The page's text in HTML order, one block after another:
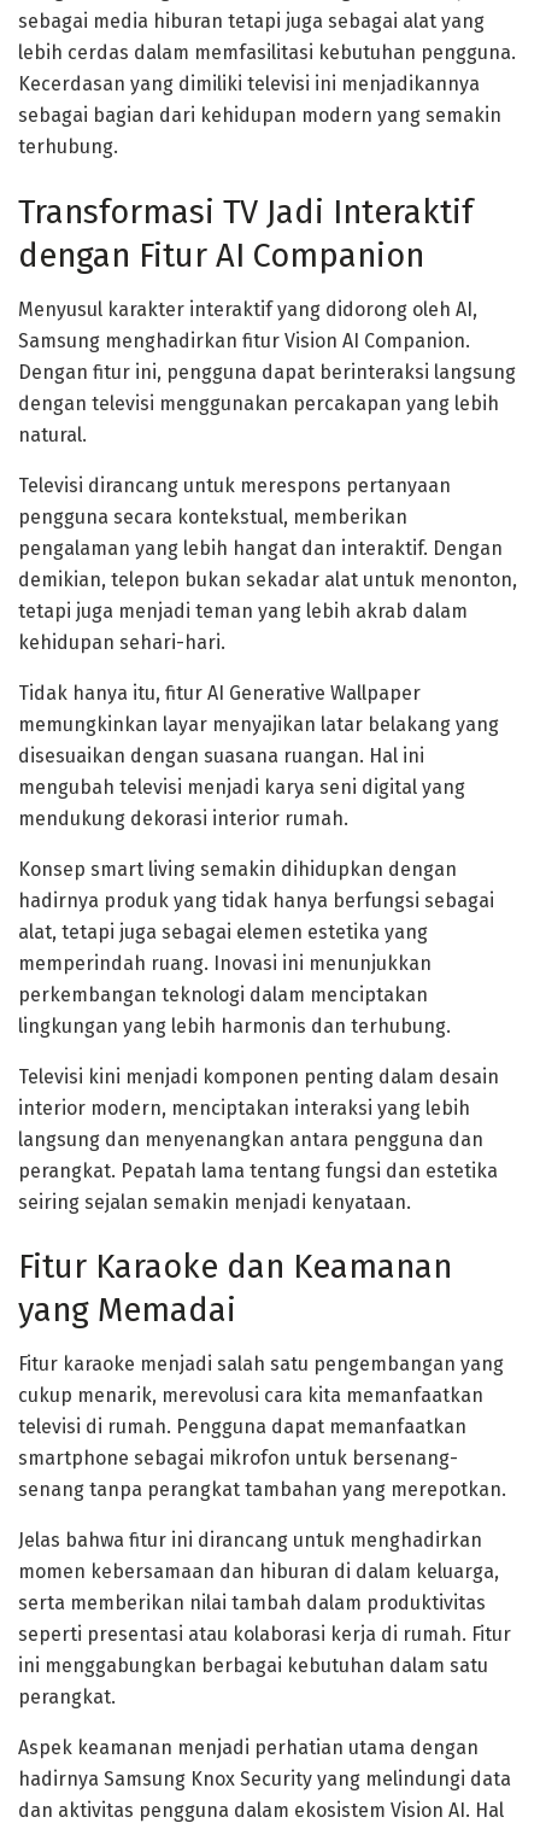
sebagai media hiburan tetapi juga sebagai alat yang
lebih cerdas dalam memfasilitasi kebutuhan pengguna.
Kecerdasan yang dimiliki televisi ini menjadikannya
sebagai bagian dari kehidupan modern yang semakin
terhubung.
Transformasi TV Jadi Interaktif
dengan Fitur AI Companion
Menyusul karakter interaktif yang didorong oleh AI,
Samsung menghadirkan fitur Vision AI Companion.
Dengan fitur ini, pengguna dapat berinteraksi langsung
dengan televisi menggunakan percakapan yang lebih
natural.
Televisi dirancang untuk merespons pertanyaan
pengguna secara kontekstual, memberikan
pengalaman yang lebih hangat dan interaktif. Dengan
demikian, telepon bukan sekadar alat untuk menonton,
tetapi juga menjadi teman yang lebih akrab dalam
kehidupan sehari-hari.
Tidak hanya itu, fitur AI Generative Wallpaper
memungkinkan layar menyajikan latar belakang yang
disesuaikan dengan suasana ruangan. Hal ini
mengubah televisi menjadi karya seni digital yang
mendukung dekorasi interior rumah.
Konsep smart living semakin dihidupkan dengan
hadirnya produk yang tidak hanya berfungsi sebagai
alat, tetapi juga sebagai elemen estetika yang
memperindah ruang. Inovasi ini menunjukkan
perkembangan teknologi dalam menciptakan
lingkungan yang lebih harmonis dan terhubung.
Televisi kini menjadi komponen penting dalam desain
interior modern, menciptakan interaksi yang lebih
langsung dan menyenangkan antara pengguna dan
perangkat. Pepatah lama tentang fungsi dan estetika
seiring sejalan semakin menjadi kenyataan.
Fitur Karaoke dan Keamanan
yang Memadai
Fitur karaoke menjadi salah satu pengembangan yang
cukup menarik, merevolusi cara kita memanfaatkan
televisi di rumah. Pengguna dapat memanfaatkan
smartphone sebagai mikrofon untuk bersenang-
senang tanpa perangkat tambahan yang merepotkan.
Jelas bahwa fitur ini dirancang untuk menghadirkan
momen kebersamaan dan hiburan di dalam keluarga,
serta memberikan nilai tambah dalam produktivitas
seperti presentasi atau kolaborasi kerja di rumah. Fitur
ini menggabungkan berbagai kebutuhan dalam satu
perangkat.
Aspek keamanan menjadi perhatian utama dengan
hadirnya Samsung Knox Security yang melindungi data
dan aktivitas pengguna dalam ekosistem Vision AI. Hal